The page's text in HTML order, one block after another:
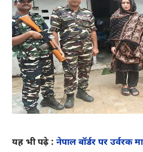
यह भी पढ़े : नेपाल बॉर्डर पर उर्वरक